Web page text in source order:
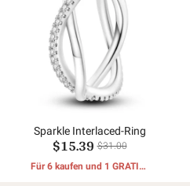
Sparkle Interlaced-Ring
$15.39 $31.00
Für 6 kaufen und 1 GRATIS-